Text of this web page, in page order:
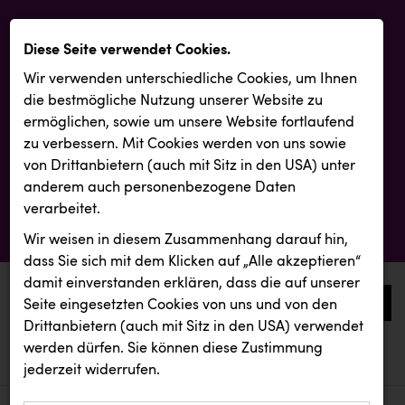
0
aktuelle aussendungen
aktuelle aussendungen
Diese Seite verwendet Cookies.
Wir verwenden unterschiedliche Cookies, um Ihnen
die best­mögliche Nutzung unserer Website zu
ermöglichen, sowie um unsere Website fortlaufend
zu verbessern. Mit Cookies werden von uns sowie
von Drittanbietern (auch mit Sitz in den USA) unter
anderem auch personenbezogene Daten
verarbeitet.
Wir weisen in diesem Zusammenhang darauf hin,
dass Sie sich mit dem Klicken auf „Alle akzeptieren“
damit ein­ver­standen erklären, dass die auf unserer
Seite eingesetzten Cookies von uns und von den
Drittanbietern (auch mit Sitz in den USA) verwendet
werden dürfen. Sie können diese Zustimmung
jederzeit widerrufen.